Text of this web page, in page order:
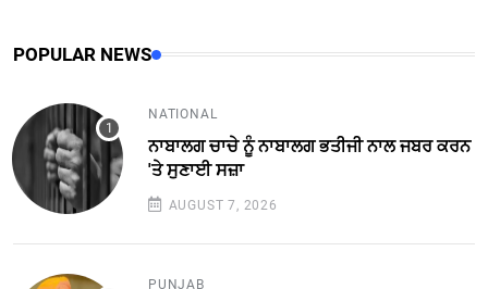
POPULAR NEWS
NATIONAL
ਨਾਬਾਲਗ ਚਾਚੇ ਨੂੰ ਨਾਬਾਲਗ ਭਤੀਜੀ ਨਾਲ ਜਬਰ ਕਰਨ
'ਤੇ ਸੁਣਾਈ ਸਜ਼ਾ
AUGUST 7, 2026
PUNJAB